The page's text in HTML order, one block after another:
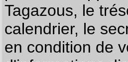
Tagazous, le
calendrier, le
en condition de